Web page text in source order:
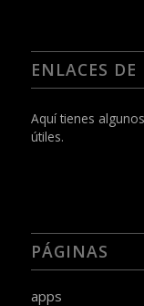
ENLACES DE
Aquí tienes
útiles.
PÁGINAS
apps